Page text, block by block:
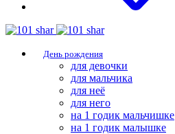
День рождения
для девочки
для мальчика
для неё
для него
на 1 годик мальчишке
на 1 годик малышке